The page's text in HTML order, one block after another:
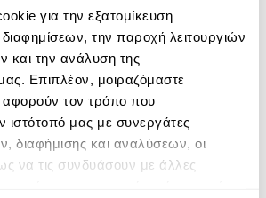
για την εξατομίκευση
την παροχή λειτουργιών
και την ανάλυση της
Επιπλέον, μοιραζόμαστε
τον τρόπο που
ιστότοπό μας με συνεργάτες
διαφήμισης και αναλύσεων, οι
να τις συνδυάσουν με άλλες
από ένα Μουντιάλ